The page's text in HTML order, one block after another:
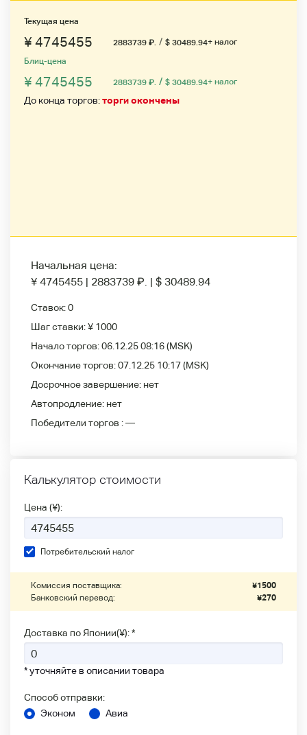
Текущая цена
¥ 4745455 2883739 ₽. / $ 30489.94+ налог
Блиц-цена
¥ 4745455 2883739 ₽. / $ 30489.94+ налог
До конца торгов:торги окончены
Начальная цена:
¥ 4745455 | 2883739 ₽. | $ 30489.94
Ставок:0
Шаг ставки:¥ 1000
Начало торгов:06.12.25 08:16(MSK)
Окончание торгов:07.12.25 10:17(MSK)
Досрочное завершение: нет
Автопродление: нет
Победители
торгов :—
Калькулятор стоимости
Цена (¥):
Потребительский налог
Комиссия поставщика: ¥1500
Банковский перевод:
¥270
Доставка по Японии(¥): *
* уточняйте в описании товара
Способ отправки:
Эконом
Авиа